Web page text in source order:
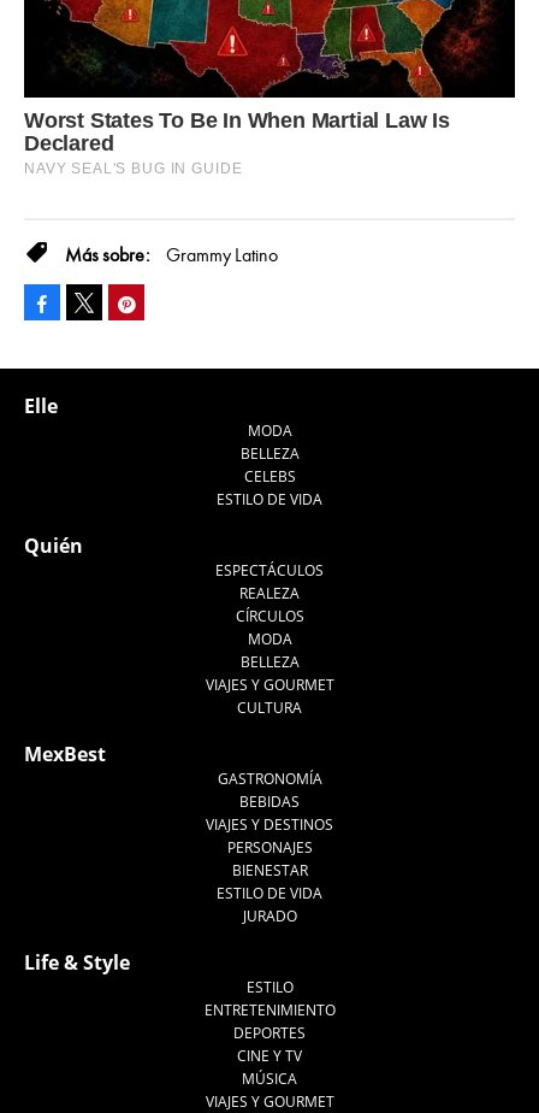
Grammy Latino
Facebook
Elle
MODA
BELLEZA
CELEBS
ESTILO DE VIDA
Quién
ESPECTÁCULOS
REALEZA
CÍRCULOS
MODA
BELLEZA
VIAJES Y GOURMET
CULTURA
MexBest
GASTRONOMÍA
BEBIDAS
VIAJES Y DESTINOS
PERSONAJES
BIENESTAR
ESTILO DE VIDA
JURADO
Life & Style
ESTILO
ENTRETENIMIENTO
DEPORTES
CINE Y TV
MÚSICA
VIAJES Y GOURMET